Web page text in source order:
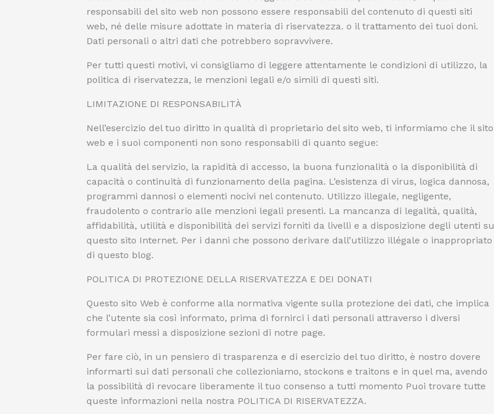
responsabili del sito web non possono essere responsabili del contenuto di questi siti
web, né delle misure adottate in materia di riservatezza. o il trattamento dei tuoi doni.
Dati personali o altri dati che potrebbero sopravvivere.
Per tutti questi motivi, vi consigliamo di leggere attentamente le condizioni di utilizzo, la
politica di riservatezza, le menzioni legali e/o simili di questi siti.
LIMITAZIONE DI RESPONSABILITÀ
Nell’esercizio del tuo diritto in qualità di proprietario del sito web, ti informiamo che il sito
web e i suoi componenti non sono responsabili di quanto segue:
La qualità del servizio, la rapidità di accesso, la buona funzionalità o la disponibilità di
capacità o continuità di funzionamento della pagina. L’esistenza di virus, logica dannosa,
programmi dannosi o elementi nocivi nel contenuto. Utilizzo illegale, negligente,
fraudolento o contrario alle menzioni legali presenti. La mancanza di legalità, qualità,
affidabilità, utilità e disponibilità dei servizi forniti da livelli e a disposizione degli utenti su
questo sito Internet. Per i danni che possono derivare dall’utilizzo illégale o inappropriato
di questo blog.
POLITICA DI PROTEZIONE DELLA RISERVATEZZA E DEI DONATI
Questo sito Web è conforme alla normativa vigente sulla protezione dei dati, che implica
che l’utente sia così informato, prima di fornirci i dati personali attraverso i diversi
formulari messi a disposizione sezioni di notre page.
Per fare ciò, in un pensiero di trasparenza e di esercizio del tuo diritto, è nostro dovere
informarti sui dati personali che collezioniamo, stockons e traitons e in quel ma, avendo
la possibilità di revocare liberamente il tuo consenso a tutti momento Puoi trovare tutte
queste informazioni nella nostra POLITICA DI RISERVATEZZA.